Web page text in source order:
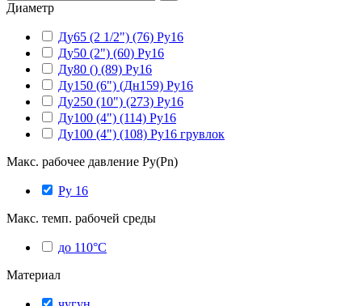
Диаметр
Ду65 (2 1/2") (76) Ру16
Ду50 (2") (60) Ру16
Ду80 () (89) Ру16
Ду150 (6") (Дн159) Ру16
Ду250 (10") (273) Ру16
Ду100 (4") (114) Ру16
Ду100 (4") (108) Ру16 грувлок
Макс. рабочее давление Ру(Pn)
Ру 16
Макс. темп. рабочей среды
до 110°С
Материал